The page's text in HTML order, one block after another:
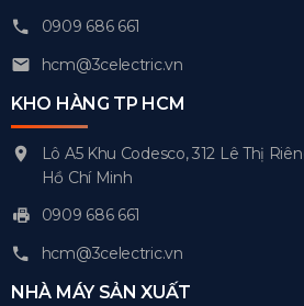
0909 686 661
hcm@3celectric.vn
KHO HÀNG TP HCM
Lô A5 Khu Codesco, 312 Lê Thị
Hồ Chí Minh
0909 686 661
hcm@3celectric.vn
NHÀ MÁY SẢN XUẤT